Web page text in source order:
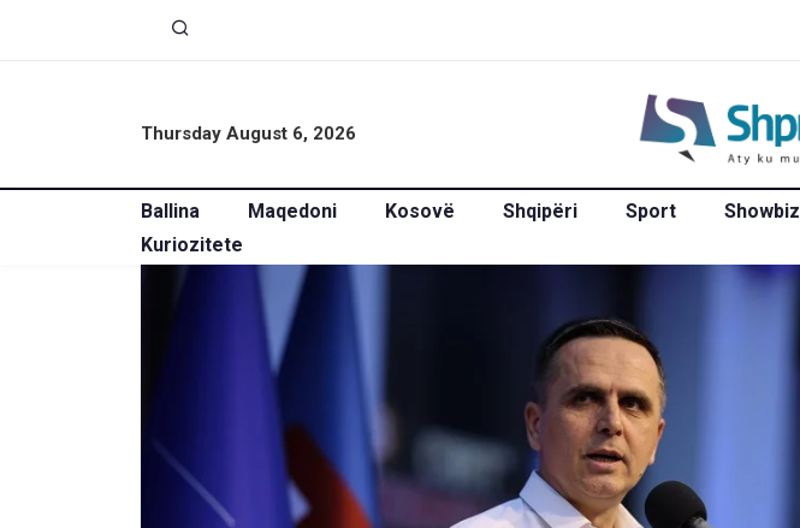
Thursday August 6, 2026
Ballina Maqedoni Kosovë Shqipëri Sport Showbiz
Kuriozitete